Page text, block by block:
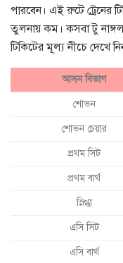
পারবেন। এই রুটে ট্রেনের
তুলনায় কম। কসবা টু
টিকিটের মূল্য নীচে দেখে
আসন বিভাগ
শোভন
শোভন চেয়ার
প্রথম সিট
প্রথম বার্থ
স্নিগ্ধা
এসি সিট
এসি বার্থ